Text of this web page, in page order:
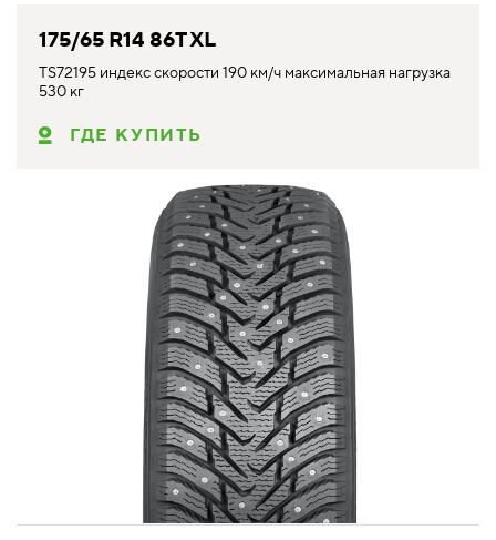
175/65 R14 86T XL
TS72195 индекс скорости 190 км/ч максимальная нагрузка
530 кг
ГДЕ КУПИТЬ